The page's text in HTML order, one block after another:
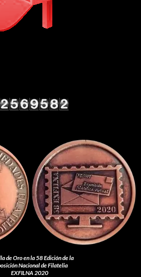
de Oro en la 58 Edición de la
Nacional de Filatelia
EXFILNA 2020